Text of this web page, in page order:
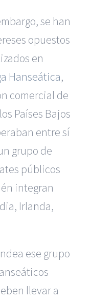
se han
opuestos
en
Hanseática,
comercial de
Países Bajos
entre sí
grupo de
públicos
integran
Irlanda,
ese grupo
llevar a